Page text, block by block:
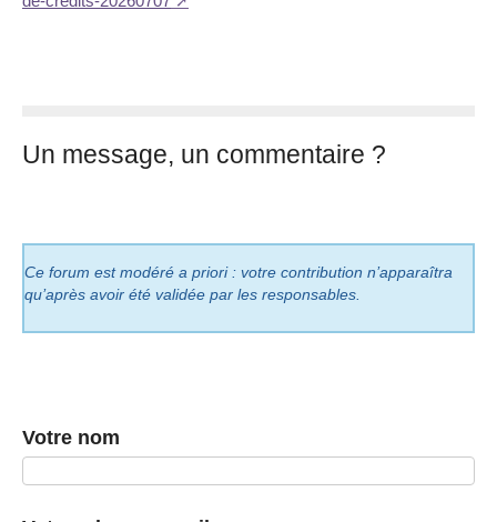
Un message, un commentaire ?
Ce forum est modéré a priori : votre contribution n’apparaîtra
qu’après avoir été validée par les responsables.
Votre nom